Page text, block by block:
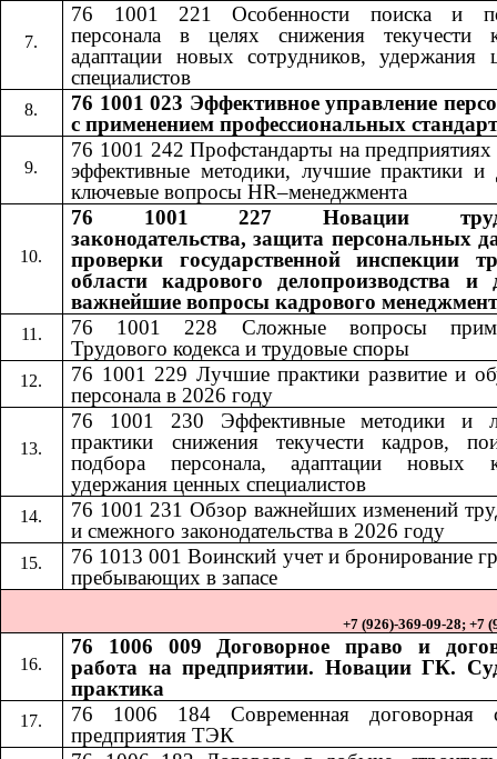
76 1001 221 Особенности поиска и
персонала в целях снижения текучести
адаптации новых сотрудников, удержания
специалистов
76 1001 023 Эффективное управление
с применением профессиональных
76 1001 242​​Профстандарты на
эффективные методики, лучшие практики и
ключевые вопросы​​HR–менеджмента
76 1001 227 ​​Новации
законодательства, защита персональных
проверки государственной инспекции
области кадрового делопроизводства и
важнейшие вопросы кадрового
76 1001 228
Сложные вопросы
Трудового кодекса и трудовые споры
76 1001 229 Лучшие практики развитие и
персонала в 2026 году
76 1001 230
Эффективные методики и
практики снижения текучести кадров,
подбора персонала, адаптации новых
удержания ценных специалистов
76 1001 231 ​​Обзор важнейших изменений
и смежного законодательства в 2026 году
76 1013 ​​001 ​​Воинский учет и бронирование
пребывающих в запасе
+7 (926)-369-09-28; +7
76 1006 009 Договорное право и
работа на предприятии. Новации ГК.
практика
76 1006 184​​ Современная договорная
предприятия ТЭК